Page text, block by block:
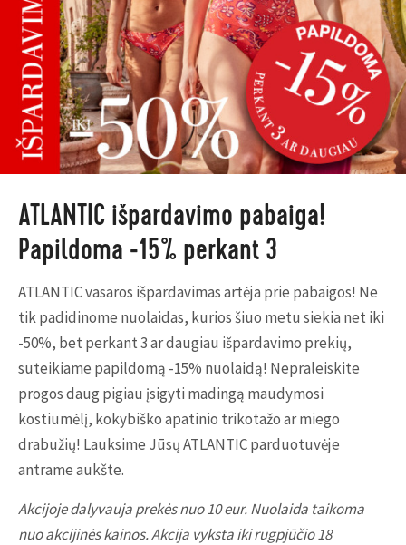
ATLANTIC išpardavimo pabaiga!
Papildoma -15% perkant 3
ATLANTIC vasaros išpardavimas artėja prie pabaigos! Ne
tik padidinome nuolaidas, kurios šiuo metu siekia net iki
-50%, bet perkant 3 ar daugiau išpardavimo prekių,
suteikiame papildomą -15% nuolaidą! Nepraleiskite
progos daug pigiau įsigyti madingą maudymosi
kostiumėlį, kokybiško apatinio trikotažo ar miego
drabužių! Lauksime Jūsų ATLANTIC parduotuvėje
antrame aukšte.
Akcijoje dalyvauja prekės nuo 10 eur. Nuolaida taikoma
nuo akcijinės kainos. Akcija vyksta iki rugpjūčio 18